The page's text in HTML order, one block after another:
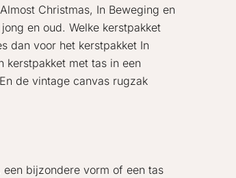
Christmas, In Beweging en
en oud. Welke kerstpakket
dan voor het kerstpakket In
met tas in een
de vintage canvas rugzak
bijzondere vorm of een tas